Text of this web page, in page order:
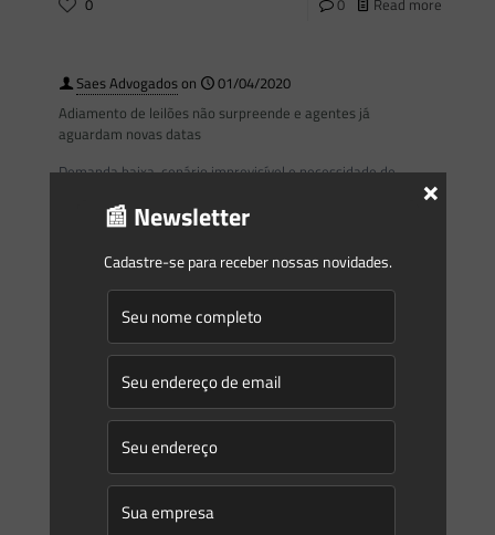
0 0 Read more
Saes Advogadoson
01/04/2020
Adiamento de leilões não surpreende e agentes já
aguardam novas datas
Demanda baixa, cenário imprevisível e necessidade de
recebeu elogios no setor Era questão de tempo para que a
Portaria no.
0 Read more
Saes Advogados
17/03/2020
Conjunta SEMA/IAP n. 09/2010
A sócia Gleyse Gulin, Diretora de Assuntos Ambientais da
Associação Brasileira de Pequenas Centrais Hidrelétricas –
ABRAPCH, participou essa semana do Workshop de Revisão
da Resolução Conjunta[…]
📰 Newsletter
Cadastre-se para receber nossas novidades.
×